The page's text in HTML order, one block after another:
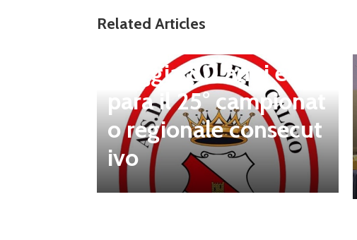
Related Articles
Tolfa, una stagione d
steggia 80 anni e pre
para il 25° campionat
o regionale consecut
ivo